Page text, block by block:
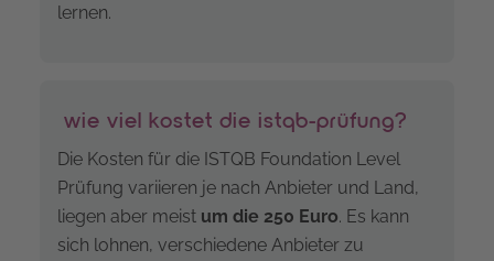
lernen.
wie viel kostet die istqb-prüfung?
Die Kosten für die ISTQB Foundation Level
Prüfung variieren je nach Anbieter und Land,
liegen aber meist um die 250 Euro. Es kann
sich lohnen, verschiedene Anbieter zu